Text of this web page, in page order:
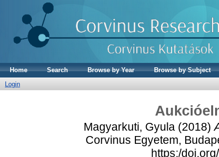
Home Search Browse by Year
Browse by Subject
Login
Magyarkuti, Gyula(2018)
Corvinus Egyetem,
https:/